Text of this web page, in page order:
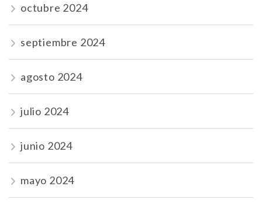
octubre 2024
septiembre 2024
agosto 2024
julio 2024
junio 2024
mayo 2024